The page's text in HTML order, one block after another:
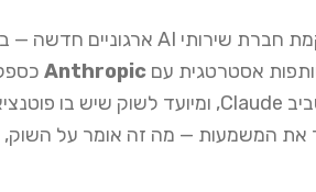
אסטרטגית עם Anthropic